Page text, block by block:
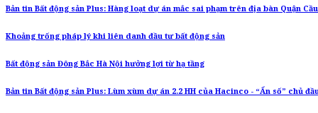
Bản tin Bất động sản Plus: Hàng loạt dự án mắc sai phạm trên địa bàn Quận
Khoảng trống pháp lý khi liên danh đầu tư bất động sản
Bất động sản Đông Bắc Hà Nội hưởng lợi từ hạ tầng
Bản tin Bất động sản Plus: Lùm xùm dự án 2.2 HH của Hacinco - “Ẩn số” chủ